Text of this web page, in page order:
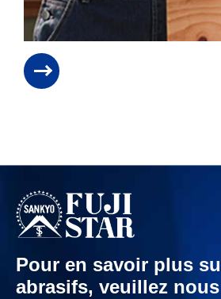
Pour en savoir plus
abrasifs, veuillez